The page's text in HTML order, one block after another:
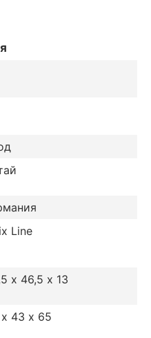
Line
х 46,5 х 13
43 х 65